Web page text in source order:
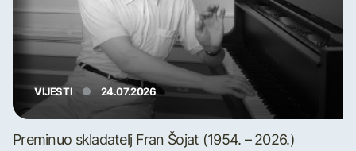
VIJESTI 24.07.2026
Preminuo skladatelj Fran Šojat (1954. – 2026.)